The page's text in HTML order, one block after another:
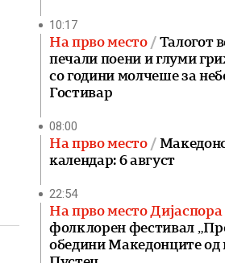
10:17
На прво место
Талогот
печали поени и глуми
со години молчеше за
Гостивар
08:00
На прво место
календар: 6 август
22:54
На прво место Дијаспора
фолклорен фестивал
обедини Македонците од